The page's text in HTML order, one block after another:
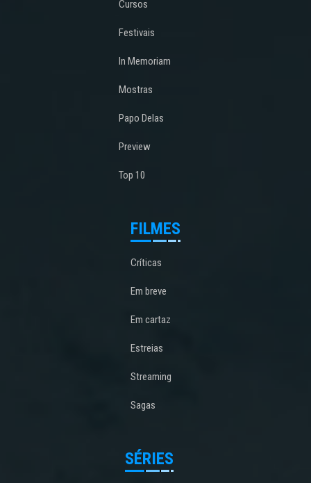
Cursos
Festivais
In Memoriam
Mostras
Papo Delas
Preview
Top 10
FILMES
Críticas
Em breve
Em cartaz
Estreias
Streaming
Sagas
SÉRIES